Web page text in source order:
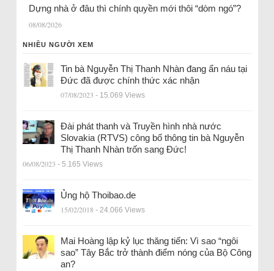
Dựng nhà ở đâu thì chính quyền mới thôi “dòm ngó”?
08/08/2026
NHIỀU NGƯỜI XEM
Tin bà Nguyễn Thị Thanh Nhàn đang ẩn náu tại
Đức đã được chính thức xác nhận
07/08/2023 - 15.069 Views
Đài phát thanh và Truyền hình nhà nước
Slovakia (RTVS) công bố thông tin bà Nguyễn
Thị Thanh Nhàn trốn sang Đức!
06/08/2023 - 5.165 Views
Ủng hộ Thoibao.de
15/02/2018 - 24.066 Views
Mai Hoàng lập kỷ lục thăng tiến: Vì sao “ngôi
sao” Tây Bắc trở thành điểm nóng của Bộ Công
an?